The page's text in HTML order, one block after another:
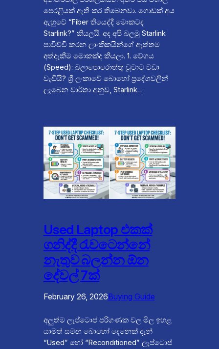
පෙරළියක් ඇති කර තිබෙනවා. ගොඩක් අය
ඇහුවේ “Fiber තියෙද්දී මොකටද
Starlink?” කියලයි. අද අපි බලමු Starlink
පාවිච්චි කරන ලාංකිකයින්ගේ ඇත්තම
අත්දැකීම මොකක්ද කියලා. 1. වේගය
(Speed): බලාපොරොත්තු වූවාට වඩා
වැඩියි? ශ්‍රී ලංකාවේ බොහෝ ප්‍රදේශවලින්
ලැබෙන වාර්තා අනුව, Starlink…
Used Laptop එකක්
ගනිද්දී රැවටෙන්නේ
නැතුව බලන්න ඕන
දේවල් 7ක්
February 26, 2026Buying Guide
අලුත්ම ලැප්ටොප් පරිගණක වල මිල ඉහළ
යාමත් සමඟ බොහෝ දෙනෙක් දැන්
“Used” හෝ “Reconditioned” ලැප්ටොප්